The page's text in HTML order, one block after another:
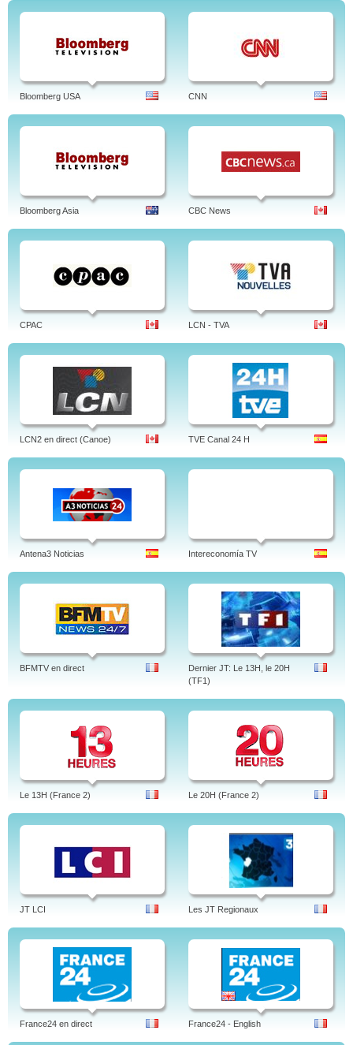
Bloomberg USA CNN
Bloomberg Asia CBC News
CPAC LCN - TVA
LCN2 en direct (Canoe) TVE Canal 24 H
Antena3 Noticias Intereconomía TV
BFMTV en direct
Dernier JT: Le 13H, le 20H
(TF1)
Le 13H (France 2) Le 20H (France 2)
JT LCI Les JT Regionaux
France24 en direct France24 - English